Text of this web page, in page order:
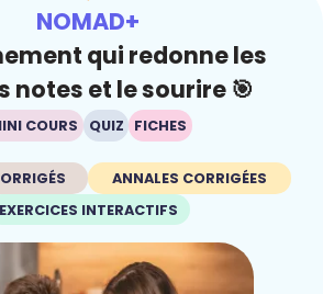
NOMAD+
qui redonne les
notes et le sourire 🎯
COURS QUIZ FICHES
ANNALES CORRIGÉES
EXERCICES INTERACTIFS